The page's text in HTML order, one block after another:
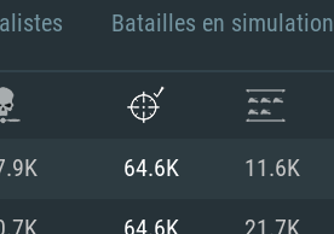
Batailles en simulation
64.6K 11.6K
64.6K 21.7K